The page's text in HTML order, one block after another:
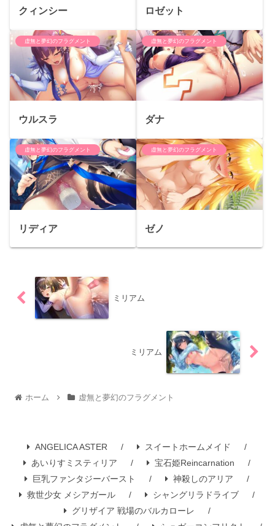
クィンシー ロゼット
虚無と夢幻のフラグメント
ウルスラ
虚無と夢幻のフラグメント
ダナ
虚無と夢幻のフラグメント
リディア
虚無と夢幻のフラグメント
ゼノ
ミリアム
ミリアム
ホーム 虚無と夢幻のフラグメント
ANGELICA ASTER
スイートホームメイド
あいりすミスティリア
宝石姫Reincarnation
巨乳ファンタジーバースト
神殺しのアリア
救世少女 メシアガール
シャングリラドライブ
グリザイア 戦場のバルカローレ